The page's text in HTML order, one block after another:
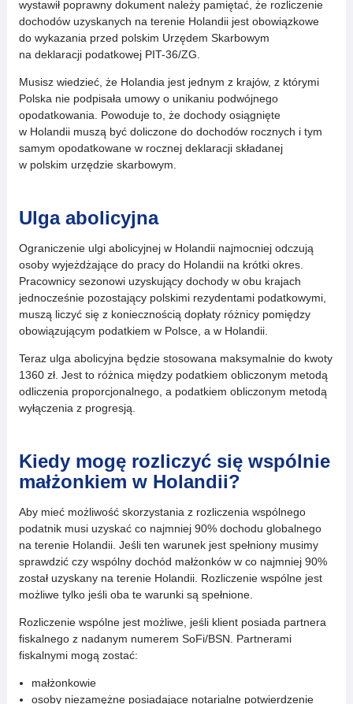
wystawił poprawny dokument należy pamiętać, że rozliczenie
dochodów uzyskanych na terenie Holandii jest obowiązkowe
do wykazania przed polskim Urzędem Skarbowym
na deklaracji podatkowej PIT-36/ZG.
Musisz wiedzieć, że Holandia jest jednym z krajów, z którymi
Polska nie podpisała umowy o unikaniu podwójnego
opodatkowania. Powoduje to, że dochody osiągnięte
w Holandii muszą być doliczone do dochodów rocznych i tym
samym opodatkowane w rocznej deklaracji składanej
w polskim urzędzie skarbowym.
Ulga abolicyjna
Ograniczenie ulgi abolicyjnej w Holandii najmocniej odczują
osoby wyjeżdżające do pracy do Holandii na krótki okres.
Pracownicy sezonowi uzyskujący dochody w obu krajach
jednocześnie pozostający polskimi rezydentami podatkowymi,
muszą liczyć się z koniecznością dopłaty różnicy pomiędzy
obowiązującym podatkiem w Polsce, a w Holandii.
Teraz ulga abolicyjna będzie stosowana maksymalnie do kwoty
1360 zł. Jest to różnica między podatkiem obliczonym metodą
odliczenia proporcjonalnego, a podatkiem obliczonym metodą
wyłączenia z progresją.
Kiedy mogę rozliczyć się wspólnie
małżonkiem w Holandii?
Aby mieć możliwość skorzystania z rozliczenia wspólnego
podatnik musi uzyskać co najmniej 90% dochodu globalnego
na terenie Holandii. Jeśli ten warunek jest spełniony musimy
sprawdzić czy wspólny dochód małżonków w co najmniej 90%
został uzyskany na terenie Holandii. Rozliczenie wspólne jest
możliwe tylko jeśli oba te warunki są spełnione.
Rozliczenie wspólne jest możliwe, jeśli klient posiada partnera
fiskalnego z nadanym numerem SoFi/BSN. Partnerami
fiskalnymi mogą zostać:
małżonkowie
osoby niezamężne posiadające notarialne potwierdzenie